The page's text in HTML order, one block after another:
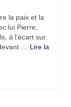
la paix et la
lui Pierre,
à l’écart sur
… Lire la